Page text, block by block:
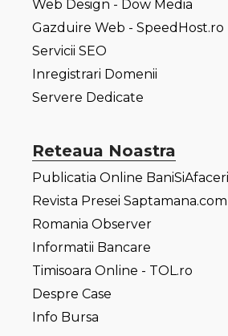
Web Design - Dow Media
Gazduire Web - SpeedHost.ro
Servicii SEO
Inregistrari Domenii
Servere Dedicate
Reteaua Noastra
Publicatia Online BaniSiAfaceri
Revista Presei Saptamana.com
Romania Observer
Informatii Bancare
Timisoara Online - TOL.ro
Despre Case
Info Bursa